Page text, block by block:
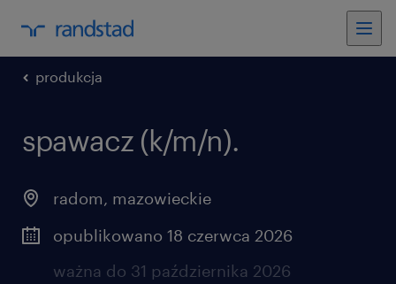
produkcja
spawacz (k/m/n).
radom, mazowieckie
opublikowano 18 czerwca 2026
ważna do 31 października 2026